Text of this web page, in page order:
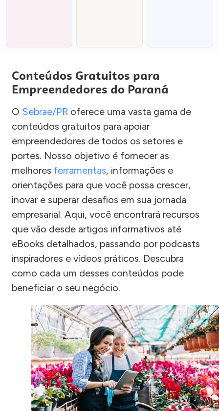
Conteúdos Gratuitos para
Empreendedores do Paraná
O Sebrae/PR oferece uma vasta gama de
conteúdos gratuitos para apoiar
empreendedores de todos os setores e
portes. Nosso objetivo é fornecer as
melhores ferramentas, informações e
orientações para que você possa crescer,
inovar e superar desafios em sua jornada
empresarial. Aqui, você encontrará recursos
que vão desde artigos informativos até
eBooks detalhados, passando por podcasts
inspiradores e vídeos práticos. Descubra
como cada um desses conteúdos pode
beneficiar o seu negócio.